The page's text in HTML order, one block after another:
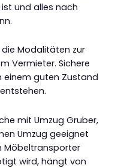
und alles nach
die Modalitäten zur
Vermieter. Sichere
einem guten Zustand
mit Umzug Gruber,
Umzug geeignet
Möbeltransporter
wird, hängt von